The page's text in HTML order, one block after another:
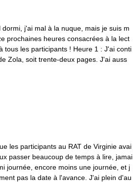
dormi, j'ai mal à la nuque, mais je suis m
prochaines heures consacrées à la lect
tous les participants ! Heure 1 : J'ai conti
Zola, soit trente-deux pages. J'ai auss
les participants au RAT de Virginie avai
passer beaucoup de temps à lire, jamai
journée, encore moins une journée, et j
pas la date à l'avance. J'ai plein d'au